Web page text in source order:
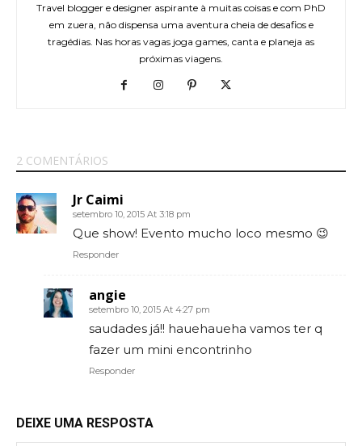
Travel blogger e designer aspirante à muitas coisas e com PhD
em zuera, não dispensa uma aventura cheia de desafios e
tragédias. Nas horas vagas joga games, canta e planeja as
próximas viagens.
2 COMENTÁRIOS
Jr Caimi
setembro 10, 2015 At 3:18 pm
Que show! Evento mucho loco mesmo 😉
Responder
angie
setembro 10, 2015 At 4:27 pm
saudades já!! hauehaueha vamos ter q
fazer um mini encontrinho
Responder
DEIXE UMA RESPOSTA